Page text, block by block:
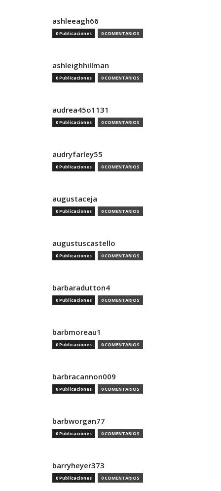
ashleeagh66
0 Publicaciones 0 COMENTARIOS
ashleighhillman
0 Publicaciones 0 COMENTARIOS
audrea45o1131
0 Publicaciones 0 COMENTARIOS
audryfarley55
0 Publicaciones 0 COMENTARIOS
augustaceja
0 Publicaciones 0 COMENTARIOS
augustuscastello
0 Publicaciones 0 COMENTARIOS
barbaradutton4
0 Publicaciones 0 COMENTARIOS
barbmoreau1
0 Publicaciones 0 COMENTARIOS
barbracannon009
0 Publicaciones 0 COMENTARIOS
barbworgan77
0 Publicaciones 0 COMENTARIOS
barryheyer373
0 Publicaciones 0 COMENTARIOS